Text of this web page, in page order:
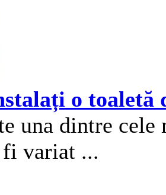
o toaletă
una dintre
fi variat ...